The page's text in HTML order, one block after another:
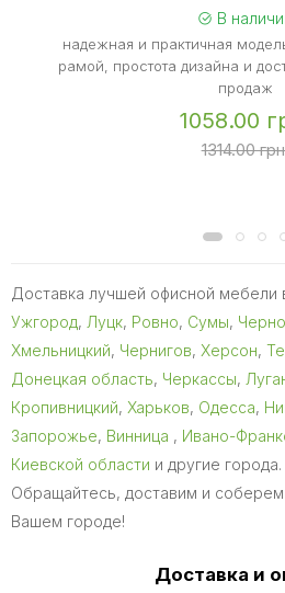
В
надежная и практичная
рамой, простота дизайна и
продаж
1058.00
1314.00
Доставка лучшей офисной мебели
Ужгород, Луцк, Ровно, Сумы,
Хмельницкий, Чернигов, Херсон,
Донецкая область, Черкассы,
Кропивницкий, Харьков, Одесса,
Запорожье, Винница , Ивано-
Киевской области и другие города.
Обращайтесь, доставим и
Вашем городе!
Доставка и